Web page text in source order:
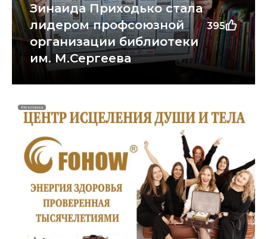
Зинаида Приходько стала
лидером профсоюзной
организации библиотеки
им. М.Сергеева
395
Реклама